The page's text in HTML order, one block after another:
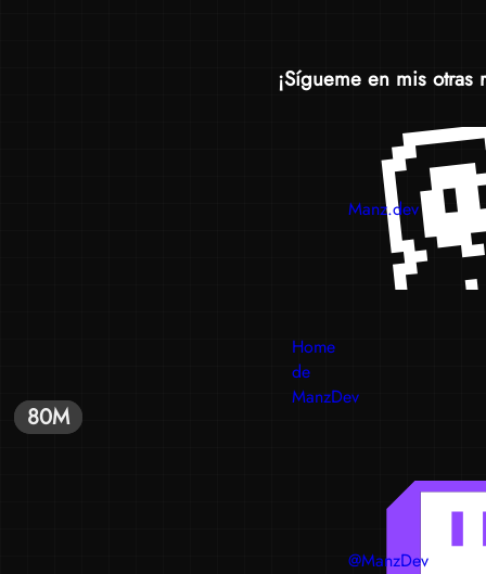
¡Sígueme en mis otras
Manz.dev
Home
de
ManzDev
@ManzDev
80M
80M